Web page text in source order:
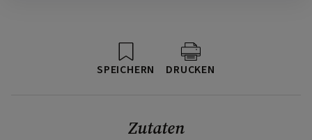
SPEICHERN DRUCKEN
Zutaten